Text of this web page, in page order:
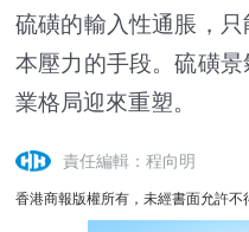
硫磺的輸入性通脹，
本壓力的手段。硫磺
業格局迎來重塑。
責任編輯：程向明
香港商報版權所有，未經書面允許不